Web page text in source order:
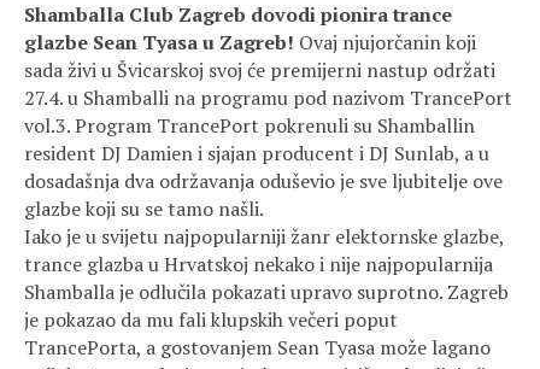
Shamballa Club Zagreb dovodi pionira trance
glazbe Sean Tyasa u Zagreb! Ovaj njujorčanin koji
sada živi u Švicarskoj svoj će premijerni nastup održati
27.4. u Shamballi na programu pod nazivom TrancePort
vol.3. Program TrancePort pokrenuli su Shamballin
resident DJ Damien i sjajan producent i DJ Sunlab, a u
dosadašnja dva održavanja oduševio je sve ljubitelje ove
glazbe koji su se tamo našli.
Iako je u svijetu najpopularniji žanr elektornske glazbe,
trance glazba u Hrvatskoj nekako i nije najpopularnija
Shamballa je odlučila pokazati upravo suprotno. Zagreb
je pokazao da mu fali klupskih večeri poput
TrancePorta, a gostovanjem Sean Tyasa može lagano